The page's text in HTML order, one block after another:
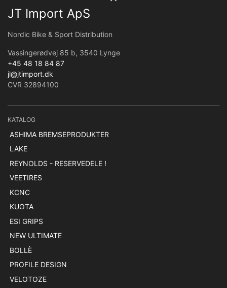
JT Import ApS
Nordic Bike & Sport Distribution
Vassingerødvej 85 b, 3540 Lynge
+45 48 18 84 87
jl@jtimport.dk
CVR 32894100
KATALOG
ASHIMA BREMSEPRODUKTER
LAKE
REYNOLDS - RESERVEDELE !
VEETIRES
KCNC
KUOTA
ESI GRIPS
NEW ULTIMATE
BOLLÈ
PROFILE DESIGN
VELOTOZE